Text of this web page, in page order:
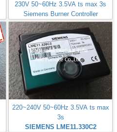
230V 50~60Hz 3.5VA ts max 3s
Siemens Burner Controller
220~240V 50~60Hz 3.5VA ts max
3s
SIEMENS LME11.330C2